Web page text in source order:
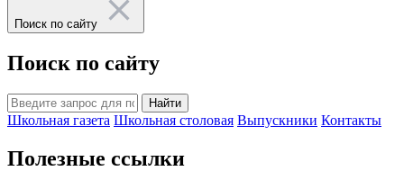
Поиск по сайту
Поиск по сайту
Найти
Школьная газета Школьная столовая Выпускники Контакты
Полезные ссылки